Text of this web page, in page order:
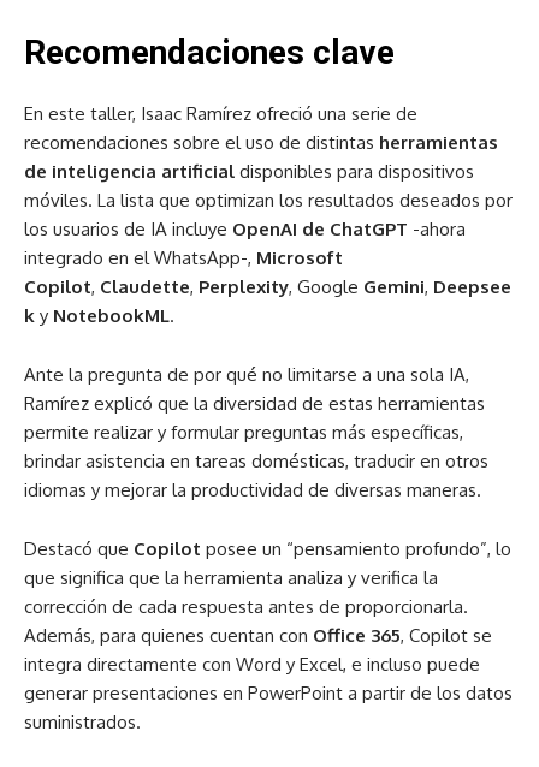
Recomendaciones clave
En este taller, Isaac Ramírez ofreció una serie de
recomendaciones sobre el uso de distintas herramientas
de inteligencia artificial disponibles para dispositivos
móviles. La lista que optimizan los resultados deseados por
los usuarios de IA incluye OpenAI de ChatGPT -ahora
integrado en el WhatsApp-, Microsoft
Copilot, Claudette, Perplexity, Google Gemini, Deepsee
k y NotebookML.
Ante la pregunta de por qué no limitarse a una sola IA,
Ramírez explicó que la diversidad de estas herramientas
permite realizar y formular preguntas más específicas,
brindar asistencia en tareas domésticas, traducir en otros
idiomas y mejorar la productividad de diversas maneras.
Destacó que Copilot posee un “pensamiento profundo”, lo
que significa que la herramienta analiza y verifica la
corrección de cada respuesta antes de proporcionarla.
Además, para quienes cuentan con Office 365, Copilot se
integra directamente con Word y Excel, e incluso puede
generar presentaciones en PowerPoint a partir de los datos
suministrados.